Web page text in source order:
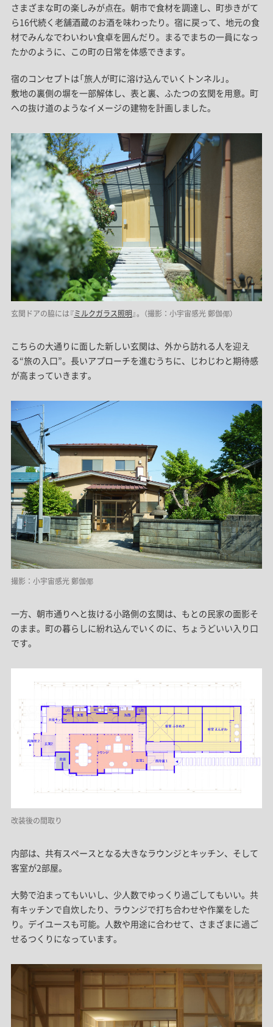
さまざまな町の楽しみが点在。朝市で食材を調達し、町歩きがて
ら16代続く老舗酒蔵のお酒を味わったり。宿に戻って、地元の食
材でみんなでわいわい食卓を囲んだり。まるでまちの一員になっ
たかのように、この町の日常を体感できます。
宿のコンセプトは「旅人が町に溶け込んでいくトンネル」。
敷地の裏側の塀を一部解体し、表と裏、ふたつの玄関を用意。町
への抜け道のようなイメージの建物を計画しました。
玄関ドアの脇には『ミルクガラス照明』。（撮影：小宇宙感光 鄭伽倻）
こちらの大通りに面した新しい玄関は、外から訪れる人を迎え
る“旅の入口”。長いアプローチを進むうちに、じわじわと期待感
が高まっていきます。
撮影：小宇宙感光 鄭伽倻
一方、朝市通りへと抜ける小路側の玄関は、もとの民家の面影そ
のまま。町の暮らしに紛れ込んでいくのに、ちょうどいい入り口
です。
改装後の間取り
内部は、共有スペースとなる大きなラウンジとキッチン、そして
客室が2部屋。
大勢で泊まってもいいし、少人数でゆっくり過ごしてもいい。共
有キッチンで自炊したり、ラウンジで打ち合わせや作業をした
り。デイユースも可能。人数や用途に合わせて、さまざまに過ご
せるつくりになっています。